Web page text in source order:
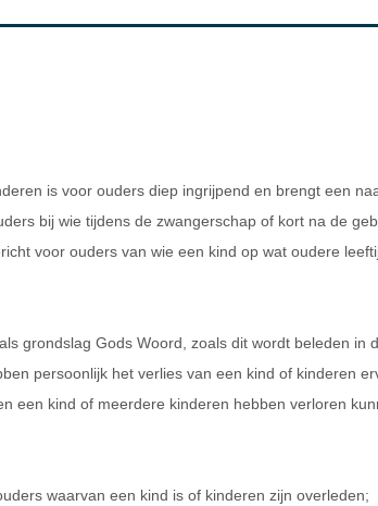
is voor ouders diep ingrijpend en brengt een
bij wie tijdens de zwangerschap of kort na de
voor ouders van wie een kind op wat oudere
grondslag Gods Woord, zoals dit wordt beleden in
persoonlijk het verlies van een kind of kinderen
een kind of meerdere kinderen hebben verloren
waarvan een kind is of kinderen zijn overleden;